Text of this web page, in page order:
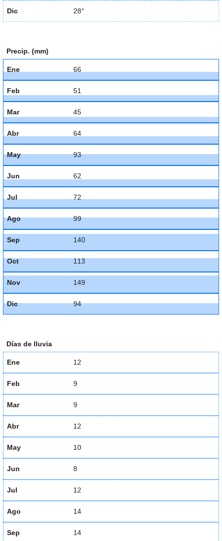
Dic 28°
Precip. (mm)
Ene 66
Feb 51
Mar 45
Abr 64
May 93
Jun 62
Jul 72
Ago 99
Sep 140
Oct 113
Nov 149
Dic 94
Días de lluvia
Ene 12
Feb 9
Mar 9
Abr 12
May 10
Jun 8
Jul 12
Ago 14
Sep 14